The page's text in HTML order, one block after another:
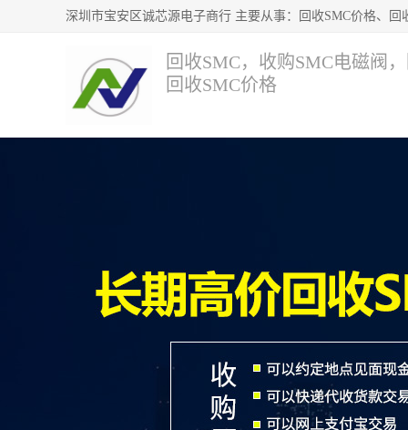
回收SMC，收购SMC电磁阀
回收SMC价格